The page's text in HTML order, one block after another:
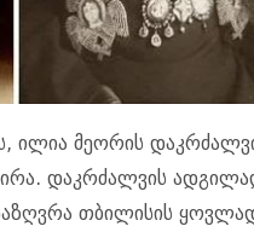
ილია მე­ო­რის
დაკ­რძალ­ვის
თბი­ლი­სის